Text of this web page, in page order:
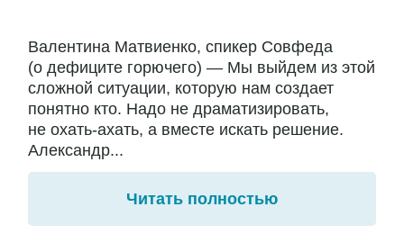
Валентина Матвиенко, спикер Совфеда
(о дефиците горючего) — Мы выйдем из этой
сложной ситуации, которую нам создает
понятно кто. Надо не драматизировать,
не охать-ахать, а вместе искать решение.
Александр...
Читать полностью